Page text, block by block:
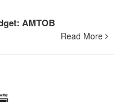
AMTOB
Read More